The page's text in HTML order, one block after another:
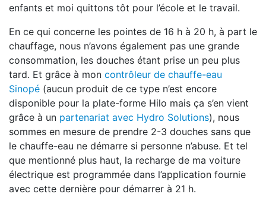
enfants et moi quittons tôt pour l’école et le travail.
En ce qui concerne les pointes de 16 h à 20 h, à part le
chauffage, nous n’avons également pas une grande
consommation, les douches étant prise un peu plus
tard. Et grâce à mon contrôleur de chauffe-eau
Sinopé (aucun produit de ce type n’est encore
disponible pour la plate-forme Hilo mais ça s’en vient
grâce à un partenariat avec Hydro Solutions), nous
sommes en mesure de prendre 2-3 douches sans que
le chauffe-eau ne démarre si personne n’abuse. Et tel
que mentionné plus haut, la recharge de ma voiture
électrique est programmée dans l’application fournie
avec cette dernière pour démarrer à 21 h.